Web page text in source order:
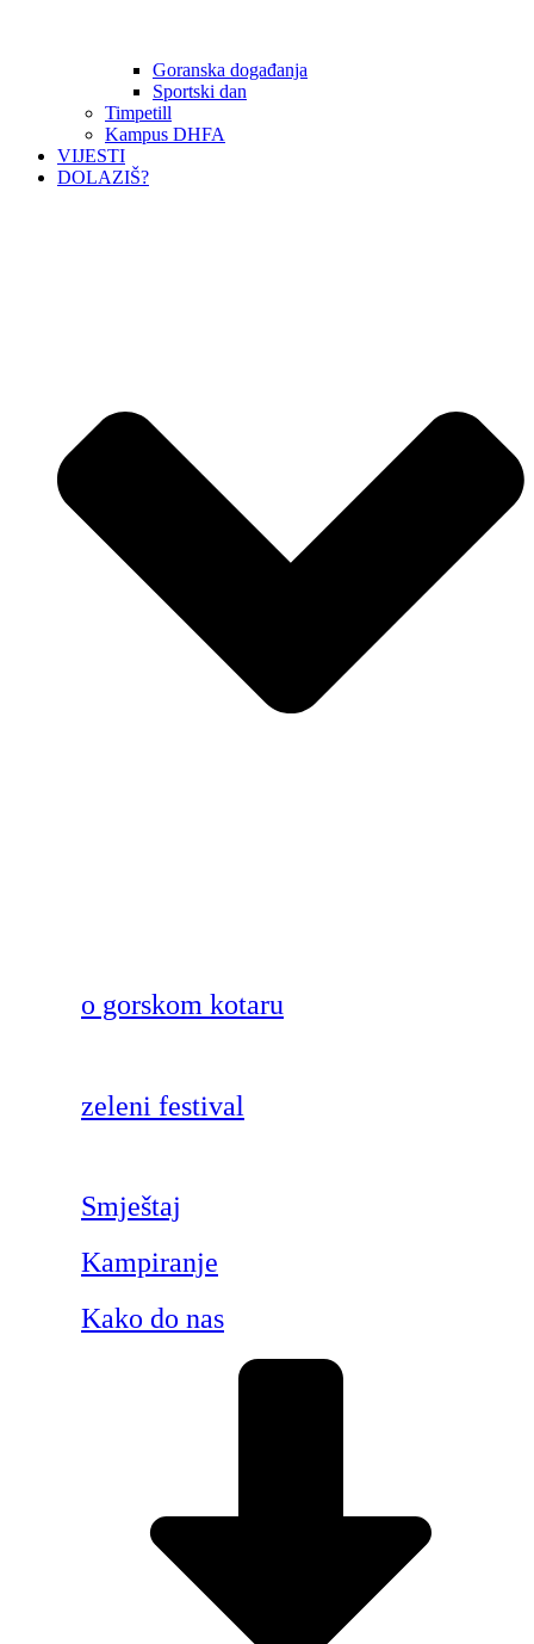
Goranska događanja
Sportski dan
Timpetill
Kampus DHFA
VIJESTI
DOLAZIŠ?
o gorskom kotaru
zeleni festival
Smještaj
Kampiranje
Kako do nas